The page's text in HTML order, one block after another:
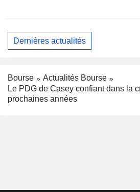
Dernières actualités
Bourse
Actualités Bourse
Le PDG de Casey confiant dans la
prochaines années